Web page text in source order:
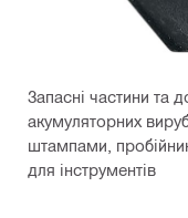
Запасні частини та
акумуляторних
штампами,
для інструментів